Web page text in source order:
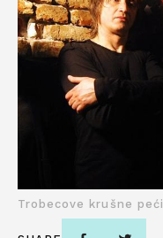
Trobecove krušne peći